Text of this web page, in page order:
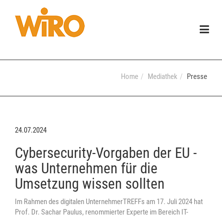
Home Mediathek Presse
24.07.2024
Cybersecurity-Vorgaben der EU -
was Unternehmen für die
Umsetzung wissen sollten
Im Rahmen des digitalen UnternehmerTREFFs am 17. Juli 2024 hat
Prof. Dr. Sachar Paulus, renommierter Experte im Bereich IT-